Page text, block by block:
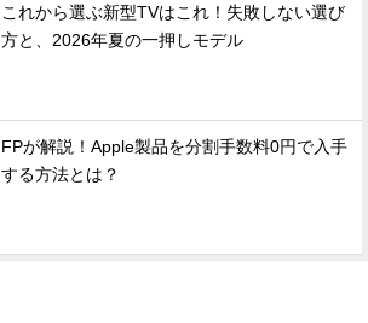
これから選ぶ新型TVはこれ！失敗しない選び
方と、2026年夏の一押しモデル
FPが解説！Apple製品を分割手数料0円で入手
する方法とは？